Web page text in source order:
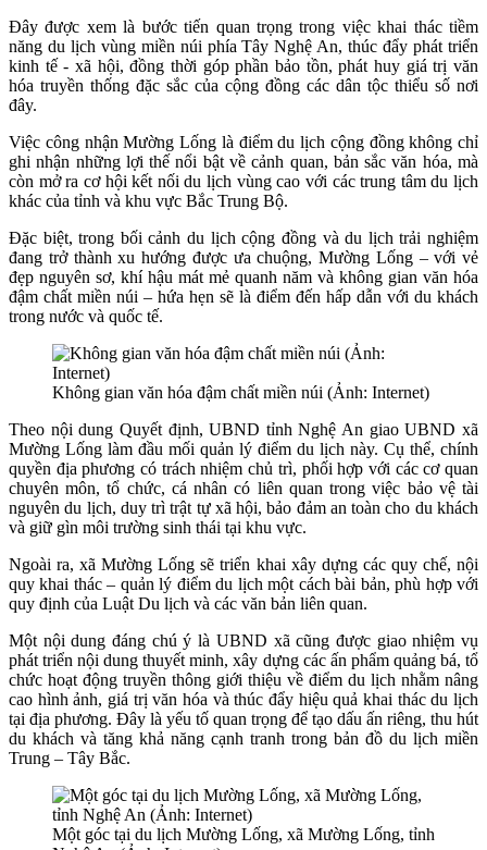
Đây được xem là bước tiến quan trọng trong việc khai thác tiềm
năng du lịch vùng miền núi phía Tây Nghệ An, thúc đẩy phát triển
kinh tế - xã hội, đồng thời góp phần bảo tồn, phát huy giá trị văn
hóa truyền thống đặc sắc của cộng đồng các dân tộc thiểu số nơi
đây.
Việc công nhận Mường Lống là điểm du lịch cộng đồng không chỉ
ghi nhận những lợi thế nổi bật về cảnh quan, bản sắc văn hóa, mà
còn mở ra cơ hội kết nối du lịch vùng cao với các trung tâm du lịch
khác của tỉnh và khu vực Bắc Trung Bộ.
Đặc biệt, trong bối cảnh du lịch cộng đồng và du lịch trải nghiệm
đang trở thành xu hướng được ưa chuộng, Mường Lống – với vẻ
đẹp nguyên sơ, khí hậu mát mẻ quanh năm và không gian văn hóa
đậm chất miền núi – hứa hẹn sẽ là điểm đến hấp dẫn với du khách
trong nước và quốc tế.
Không gian văn hóa đậm chất miền núi (Ảnh: Internet)
Theo nội dung Quyết định, UBND tỉnh Nghệ An giao UBND xã
Mường Lống làm đầu mối quản lý điểm du lịch này. Cụ thể, chính
quyền địa phương có trách nhiệm chủ trì, phối hợp với các cơ quan
chuyên môn, tổ chức, cá nhân có liên quan trong việc bảo vệ tài
nguyên du lịch, duy trì trật tự xã hội, bảo đảm an toàn cho du khách
và giữ gìn môi trường sinh thái tại khu vực.
Ngoài ra, xã Mường Lống sẽ triển khai xây dựng các quy chế, nội
quy khai thác – quản lý điểm du lịch một cách bài bản, phù hợp với
quy định của Luật Du lịch và các văn bản liên quan.
Một nội dung đáng chú ý là UBND xã cũng được giao nhiệm vụ
phát triển nội dung thuyết minh, xây dựng các ấn phẩm quảng bá, tổ
chức hoạt động truyền thông giới thiệu về điểm du lịch nhằm nâng
cao hình ảnh, giá trị văn hóa và thúc đẩy hiệu quả khai thác du lịch
tại địa phương. Đây là yếu tố quan trọng để tạo dấu ấn riêng, thu hút
du khách và tăng khả năng cạnh tranh trong bản đồ du lịch miền
Trung – Tây Bắc.
Một góc tại du lịch Mường Lống, xã Mường Lống, tỉnh